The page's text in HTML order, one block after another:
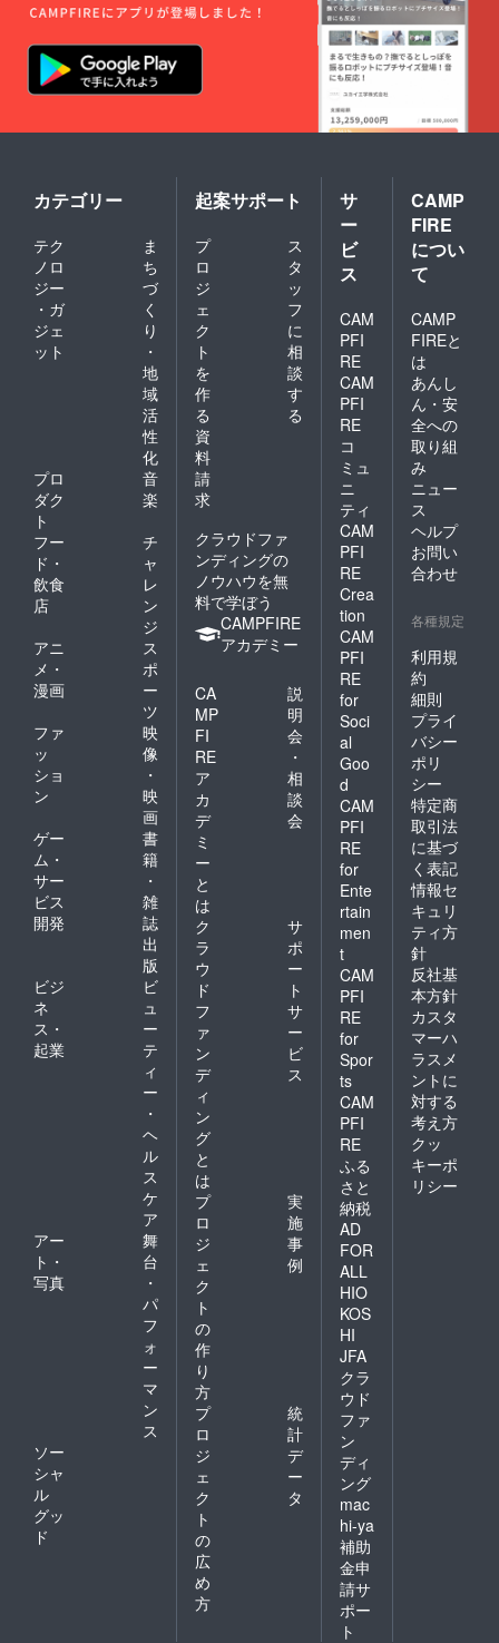
カテゴリー
テク
ノロ
ジー
・ガ
ジェ
ット
ま
ち
づ
く
り
・
地
域
活
性
化
プロ
ダク
ト
音
楽
フー
ド・
飲食
店
チ
ャ
レ
ン
ジ
アニ
メ・
漫画
ス
ポ
ー
ツ
ファ
ッ
ショ
ン
映
像
・
映
画
ゲー
ム・
サー
ビス
開発
書
籍
・
雑
誌
出
版
ビジ
ネ
ス・
起業
ビ
ュ
ー
テ
ィ
ー
・
ヘ
ル
ス
ケ
ア
アー
ト・
写真
舞
台
・
パ
フ
ォ
ー
マ
ン
ス
ソー
シャ
ル
グッ
ド
起案サポート
プ
ロ
ジ
ェ
ク
ト
を
作
る
ス
タ
ッ
フ
に
相
談
す
る
資
料
請
求
クラウドファ
ンディングの
ノウハウを無
料で学ぼう
CAMPFIRE
アカデミー
CA
MP
FI
RE
ア
カ
デ
ミ
ー
と
は
説
明
会
・
相
談
会
ク
ラ
ウ
ド
フ
ァ
ン
デ
ィ
ン
グ
と
は
サ
ポ
ー
ト
サ
ー
ビ
ス
プ
ロ
ジ
ェ
ク
ト
の
作
り
方
実
施
事
例
プ
ロ
ジ
ェ
ク
ト
の
広
め
方
統
計
デ
ー
タ
サ
ー
ビ
ス
CAM
PFI
RE
CAM
PFI
RE
コ
ミュ
ニ
ティ
CAM
PFI
RE
Crea
tion
CAM
PFI
RE
for
Soci
al
Goo
d
CAM
PFI
RE
for
Ente
rtain
men
t
CAM
PFI
RE
for
Spor
ts
CAM
PFI
RE
ふる
さと
納税
AD
FOR
ALL
HIO
KOS
HI
JFA
クラ
ウド
ファ
ン
ディ
ング
mac
hi-ya
補助
金申
請サ
ポー
ト
CAMP
FIRE
につい
て
CAMP
FIREと
は
あんし
ん・安
全への
取り組
み
ニュー
ス
ヘルプ
お問い
合わせ
各種規定
利用規
約
細則
プライ
バシー
ポリ
シー
特定商
取引法
に基づ
く表記
情報セ
キュリ
ティ方
針
反社基
本方針
カスタ
マーハ
ラスメ
ントに
対する
考え方
クッ
キーポ
リシー